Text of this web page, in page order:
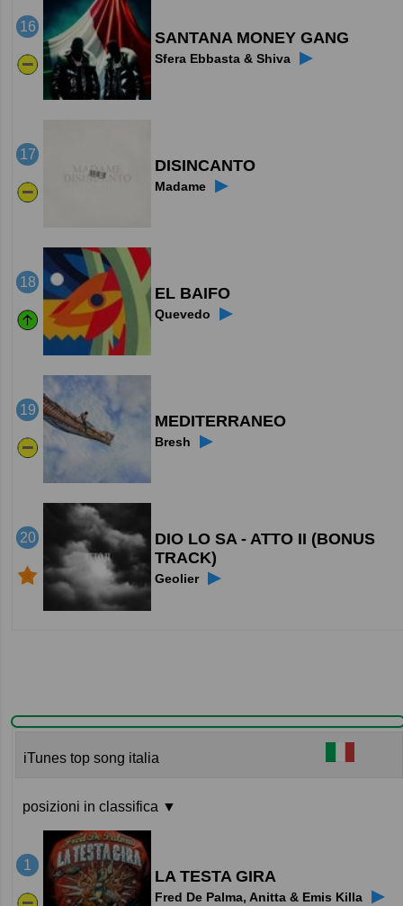
16
SANTANA MONEY GANG
Sfera Ebbasta & Shiva ▶
17
DISINCANTO
Madame ▶
18
EL BAIFO
Quevedo ▶
19
MEDITERRANEO
Bresh ▶
20
DIO LO SA - ATTO II (BONUS
TRACK)
Geolier ▶
iTunes top song italia
posizioni in classifica ▼
1
LA TESTA GIRA
Fred De Palma, Anitta & Emis Killa ▶